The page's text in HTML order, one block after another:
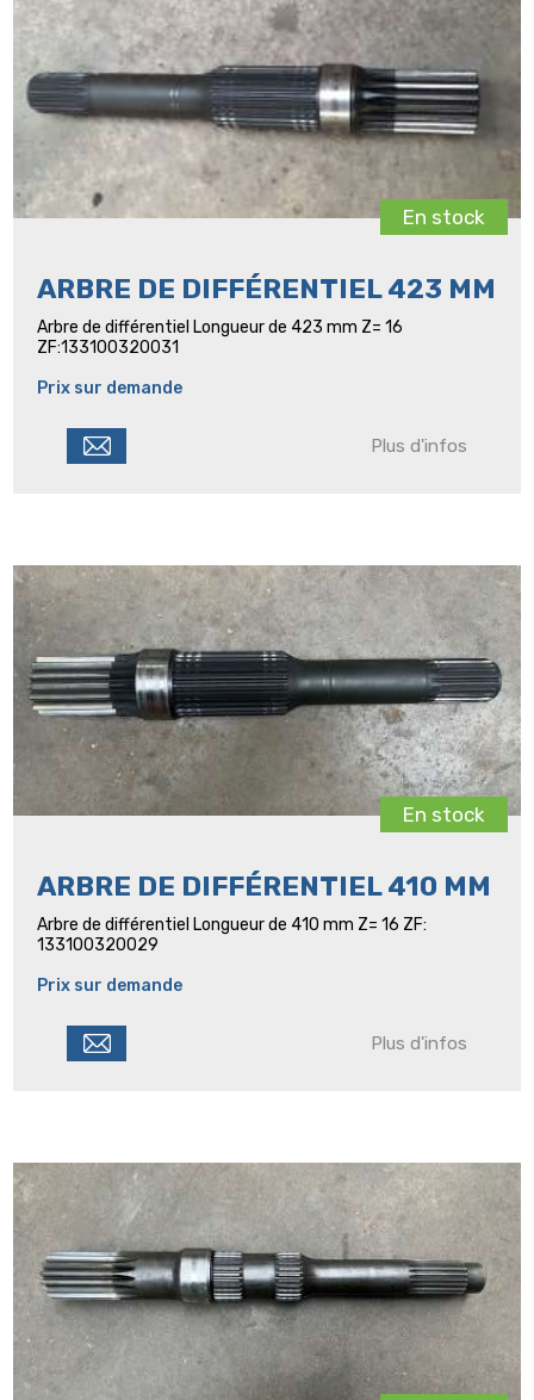
En stock
ARBRE DE DIFFÉRENTIEL 423 MM
Arbre de différentiel Longueur de 423 mm Z= 16
ZF:133100320031
Prix sur demande
Plus d'infos
En stock
ARBRE DE DIFFÉRENTIEL 410 MM
Arbre de différentiel Longueur de 410 mm Z= 16 ZF:
133100320029
Prix sur demande
Plus d'infos